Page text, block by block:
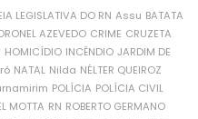
LEGISLATIVA DO RN Assu BATATA
AZEVEDO CRIME CRUZETA
HOMICÍDIO INCÊNDIO JARDIM DE
NATAL Nilda NÉLTER QUEIROZ
POLÍCIA POLÍCIA CIVIL
MOTTA RN ROBERTO GERMANO